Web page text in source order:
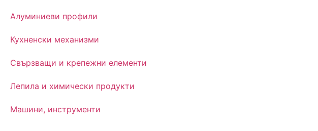
Алуминиеви профили
Кухненски механизми
Свързващи и крепежни елементи
Лепила и химически продукти
Машини, инструменти